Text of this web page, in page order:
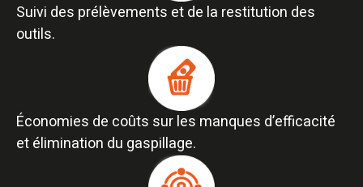
Suivi des prélèvements et de la restitution des
outils.​
Économies de coûts sur les manques d’efficacité
et élimination du gaspillage.​